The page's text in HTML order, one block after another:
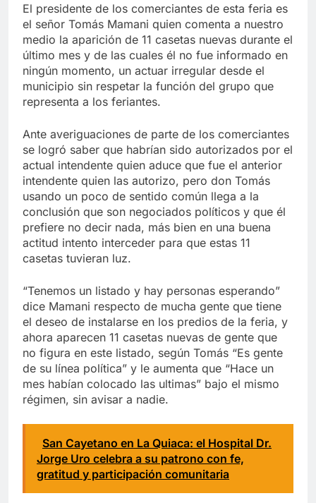
El presidente de los comerciantes de esta feria es
el señor Tomás Mamani quien comenta a nuestro
medio la aparición de 11 casetas nuevas durante el
último mes y de las cuales él no fue informado en
ningún momento, un actuar irregular desde el
municipio sin respetar la función del grupo que
representa a los feriantes.
Ante averiguaciones de parte de los comerciantes
se logró saber que habrían sido autorizados por el
actual intendente quien aduce que fue el anterior
intendente quien las autorizo, pero don Tomás
usando un poco de sentido común llega a la
conclusión que son negociados políticos y que él
prefiere no decir nada, más bien en una buena
actitud intento interceder para que estas 11
casetas tuvieran luz.
“Tenemos un listado y hay personas esperando”
dice Mamani respecto de mucha gente que tiene
el deseo de instalarse en los predios de la feria, y
ahora aparecen 11 casetas nuevas de gente que
no figura en este listado, según Tomás “Es gente
de su línea política” y le aumenta que “Hace un
mes habían colocado las ultimas” bajo el mismo
régimen, sin avisar a nadie.
San Cayetano en La Quiaca: el Hospital Dr.
Jorge Uro celebra a su patrono con fe,
gratitud y participación comunitaria